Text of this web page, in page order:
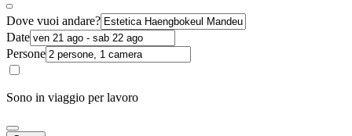
Dove vuoi andare?
Date
Persone
Sono in viaggio per lavoro